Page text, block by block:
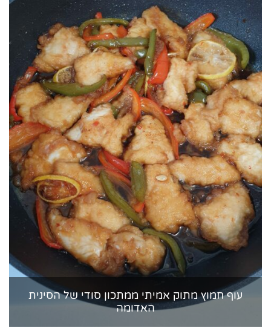
עוף חמוץ מתוק אמיתי ממתכון סודי של הסינית
האדומה